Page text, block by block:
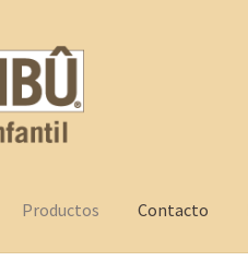
Productos Contacto